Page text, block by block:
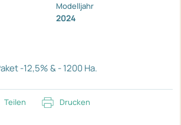
Modelljahr
2024
-12,5% & - 1200 Ha.
Teilen Drucken